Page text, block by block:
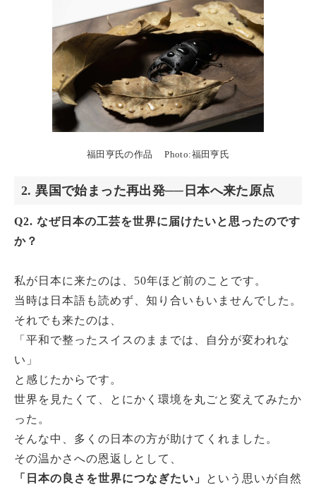
福田亨氏の作品 Photo:福田亨氏
2. 異国で始まった再出発──日本へ来た原点
Q2. なぜ日本の工芸を世界に届けたいと思ったのです
か？
私が日本に来たのは、50年ほど前のことです。
当時は日本語も読めず、知り合いもいませんでした。
それでも来たのは、
「平和で整ったスイスのままでは、自分が変われな
い」
と感じたからです。
世界を見たくて、とにかく環境を丸ごと変えてみたか
った。
そんな中、多くの日本の方が助けてくれました。
その温かさへの恩返しとして、
「日本の良さを世界につなぎたい」
という思いが自然